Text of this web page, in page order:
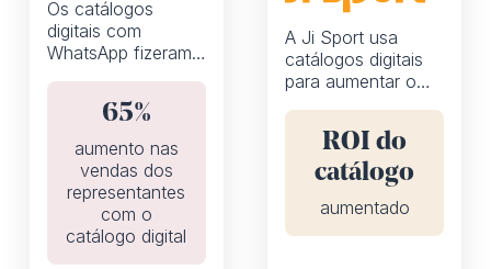
Os catálogos
digitais com
WhatsApp fizeram
dos representantes
aumentassem em
65%
65%
aumento nas
vendas dos
representantes
com o
catálogo digital
A Ji Sport usa
catálogos digitais
para aumentar o
ativar clientes em
todos os canais
on-line
ROI do
catálogo
aumentado